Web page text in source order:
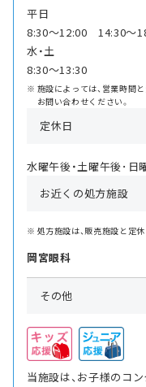
平日
8:30〜12:00 14:30〜
水・土
8:30〜13:30
施設によっては、営業時間
お問い合わせください。
定休日
水曜午後・土曜午後･日
お近くの処方施設
処方施設は、販売施設と定
岡宮眼科
その他
当施設は、お子様のコ